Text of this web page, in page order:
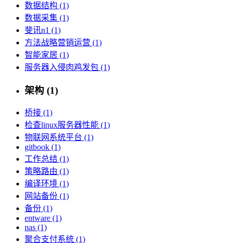
数据结构 (1)
数据采集 (1)
斐讯n1 (1)
方法战略营销运营 (1)
智能家居 (1)
服务器入侵肉鸡发包 (1)
架构 (1)
桥接 (1)
检查linux服务器性能 (1)
物联网系统平台 (1)
gitbook (1)
工作总结 (1)
策略路由 (1)
编译环境 (1)
网站备份 (1)
备份 (1)
entware (1)
nas (1)
聚合支付系统 (1)